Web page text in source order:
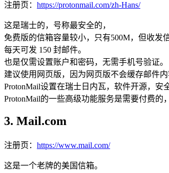
注册页： https://protonmail.com/zh-Hans/
这是瑞士的，号称最安全的，
免费版的信箱容量较小，只有500M，但收发
每天可发 150 封邮件。
也是仅需设置账户和密码，无需手机号验证。
建议使用网页版，因为网页版不会缓存邮件
ProtonMail设置在瑞士日内瓦，软件开源，安
ProtonMail的一些高级功能服务是需要付费的
3. Mail.com
注册页： https://www.mail.com/
这是一个老牌的美国信箱。